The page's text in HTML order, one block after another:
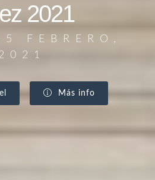
2021
FEBRERO,
Más info